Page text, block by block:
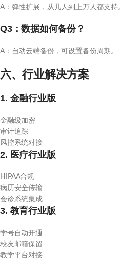
A：弹性扩展，从几人到上万人都支持。
Q3：数据如何备份？
A：自动云端备份，可设置备份周期。
六、行业解决方案
1. 金融行业版
金融级加密
审计追踪
风控系统对接
2. 医疗行业版
HIPAA合规
病历安全传输
会诊系统集成
3. 教育行业版
学号自动开通
校友邮箱保留
教学平台对接